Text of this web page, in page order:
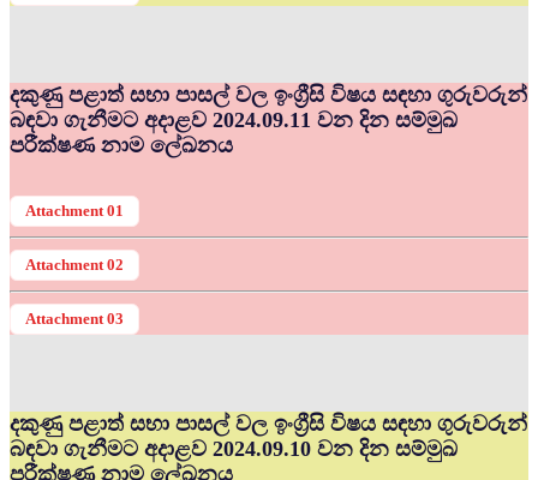
දකුණු පළාත් සභා පාසල් වල ඉංග්‍රීසි විෂය සඳහා ගුරුවරුන්
බඳවා ගැනීමට අදාළව 2024.09.11 වන දින සම්මුඛ
පරීක්ෂණ නාම ලේඛනය
Attachment 01
Attachment 02
Attachment 03
දකුණු පළාත් සභා පාසල් වල ඉංග්‍රීසි විෂය සඳහා ගුරුවරුන්
බඳවා ගැනීමට අදාළව 2024.09.10 වන දින සම්මුඛ
පරීක්ෂණ නාම ලේඛනය